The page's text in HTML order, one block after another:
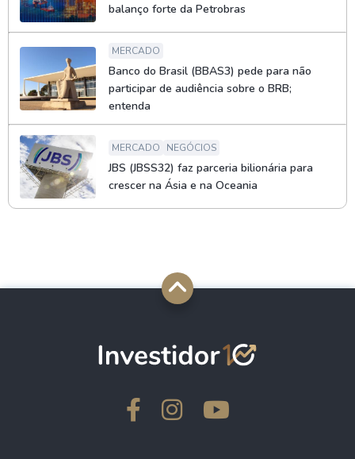
balanço forte da Petrobras
MERCADO
Banco do Brasil (BBAS3) pede para não
participar de audiência sobre o BRB;
entenda
MERCADO NEGÓCIOS
JBS (JBSS32) faz parceria bilionária para
crescer na Ásia e na Oceania